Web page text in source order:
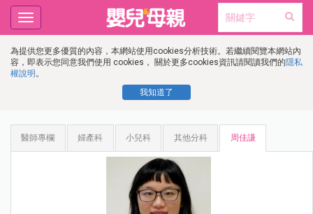
為提供您更多優質的內容，本網站使用cookies分析技術。若繼續閱覽本網站內
容，即表示您同意我們使用 cookies， 關於更多cookies資訊請閱讀我們的隱私
權說明 。
我知道了
Toggle
navigation
醫師專欄 婦產科 小兒科 其他分科 周佳謙